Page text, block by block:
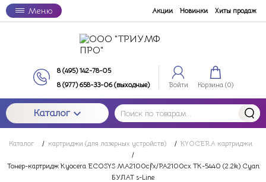
Меню Акции Новинки Хиты продаж
8 (495) 142-78-05
8 (977) 658-33-06 (выходные)
Войти Корзина (0)
Каталог
Каталог / картриджи (для лазерных устройств) / KYOCERA картриджи
/
Тонер-картридж Kyocera ECOSYS MA2100cfx/PA2100cx TK-5440 (2.2k) Cyan
БУЛАТ s-Line